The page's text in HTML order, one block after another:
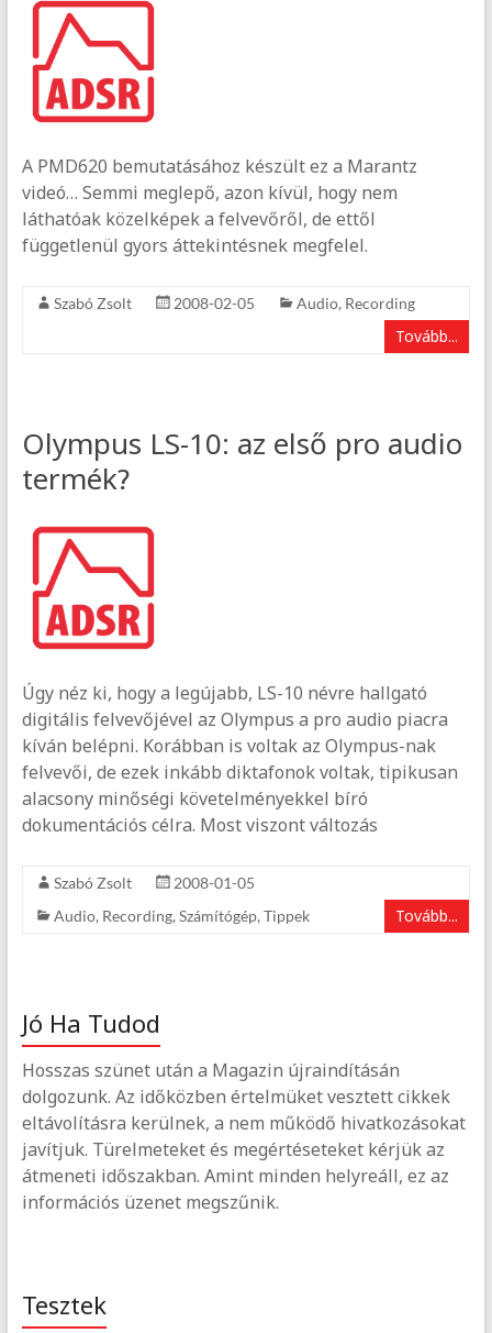
A PMD620 bemutatásához készült ez a Marantz
videó… Semmi meglepő, azon kívül, hogy nem
láthatóak közelképek a felvevőről, de ettől
függetlenül gyors áttekintésnek megfelel.
Szabó Zsolt 2008-02-05 Audio, Recording
Tovább...
Olympus LS-10: az első pro audio
termék?
Úgy néz ki, hogy a legújabb, LS-10 névre hallgató
digitális felvevőjével az Olympus a pro audio piacra
kíván belépni. Korábban is voltak az Olympus-nak
felvevői, de ezek inkább diktafonok voltak, tipikusan
alacsony minőségi követelményekkel bíró
dokumentációs célra. Most viszont változás
Szabó Zsolt
2008-01-05
Audio, Recording, Számítógép, Tippek Tovább...
Jó Ha Tudod
Hosszas szünet után a Magazin újraindításán
dolgozunk. Az időközben értelmüket vesztett cikkek
eltávolításra kerülnek, a nem működő hivatkozásokat
javítjuk. Türelmeteket és megértéseteket kérjük az
átmeneti időszakban. Amint minden helyreáll, ez az
információs üzenet megszűnik.
Tesztek